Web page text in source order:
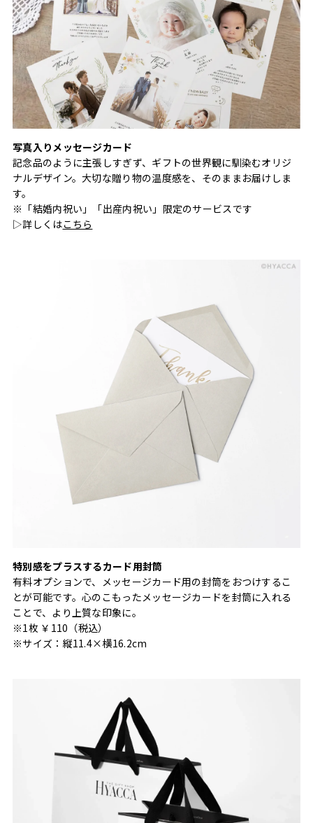
写真入りメッセージカード
記念品のように主張しすぎず、ギフトの世界観に馴染むオリジ
ナルデザイン。大切な贈り物の温度感を、そのままお届けしま
す。
※「結婚内祝い」「出産内祝い」限定のサービスです
▷詳しくはこちら
特別感をプラスするカード用封筒
有料オプションで、メッセージカード用の封筒をおつけするこ
とが可能です。心のこもったメッセージカードを封筒に入れる
ことで、より上質な印象に。
※1枚 ￥110（税込）
※サイズ：縦11.4×横16.2cm